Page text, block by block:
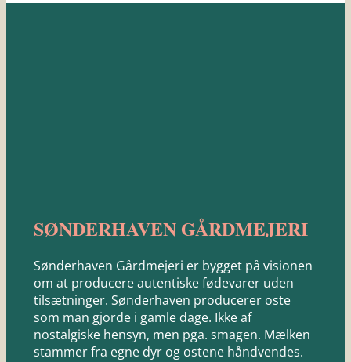
SØNDERHAVEN GÅRDMEJERI
Sønderhaven Gårdmejeri er bygget på visionen
om at producere autentiske fødevarer uden
tilsætninger. Sønderhaven producerer oste
som man gjorde i gamle dage. Ikke af
nostalgiske hensyn, men pga. smagen. Mælken
stammer fra egne dyr og ostene håndvendes.